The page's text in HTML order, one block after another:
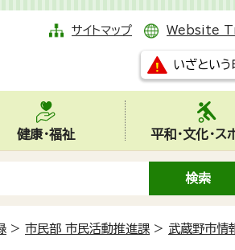
サイトマップ Website
いざという
健康・福祉 平和・文化・ス
> 市民部 市民活動推進課 > 武蔵野市情